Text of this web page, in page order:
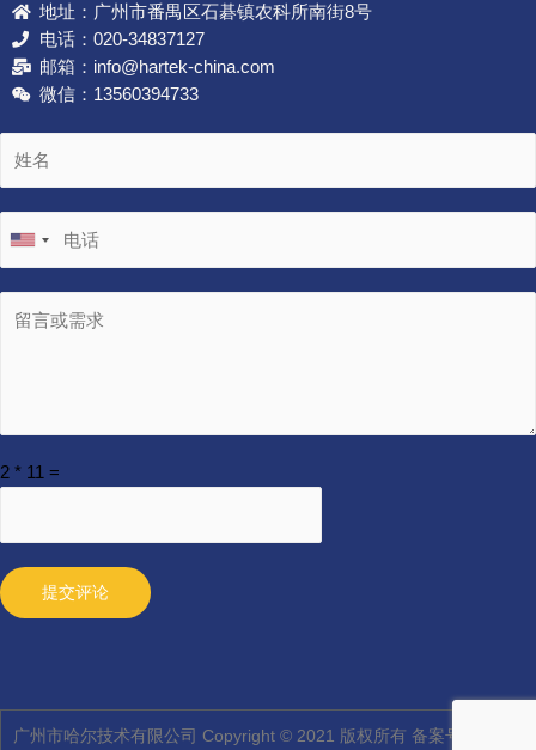
地址：广州市番禺区石碁镇农科所南街8号
电话：020-34837127
邮箱：info@hartek-china.com
微信：13560394733
2 * 11 =
提交评论
广州市哈尔技术有限公司 Copyright © 2021 版权所有 备案号：